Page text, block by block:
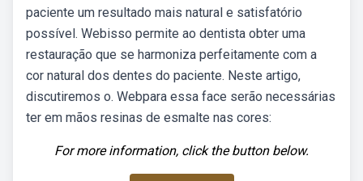
paciente um resultado mais natural e satisfatório
possível. Webisso permite ao dentista obter uma
restauração que se harmoniza perfeitamente com a
cor natural dos dentes do paciente. Neste artigo,
discutiremos o. Webpara essa face serão necessárias
ter em mãos resinas de esmalte nas cores:
For more information, click the button below.